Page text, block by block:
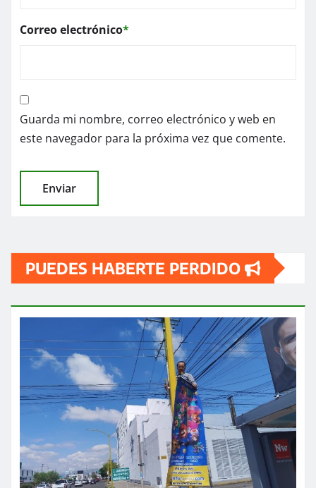
Correo electrónico*
Guarda mi nombre, correo electrónico y web en
este navegador para la próxima vez que comente.
PUEDES HABERTE PERDIDO